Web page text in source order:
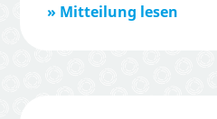
Mitteilung lesen